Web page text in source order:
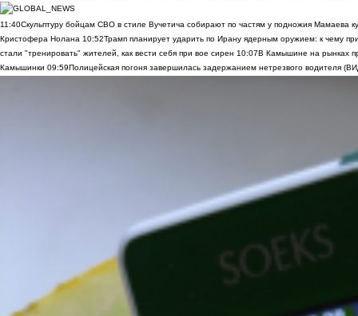
11:40Скульптуру бойцам СВО в стиле Вучетича собирают по частям у подножия Мамаева
Кристофера Нолана 10:52Трамп планирует ударить по Ирану ядерным оружием: к чему
стали "тренировать" жителей, как вести себя при вое сирен 10:07В Камышине на рынках
Камышинки 09:59Полицейская погоня завершилась задержанием нетрезвого водителя